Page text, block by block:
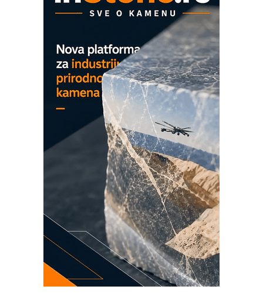
ROSA i SCHUNK podižu proizvodnju
Detekcija različitih oblika